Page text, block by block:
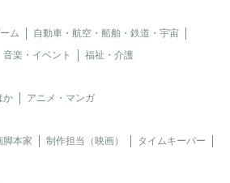
ム
自動車・航空・船舶・鉄道・宇宙
音楽・イベント 福祉・介護
か アニメ・マンガ
脚本家 制作担当（映画）
タイムキーパー